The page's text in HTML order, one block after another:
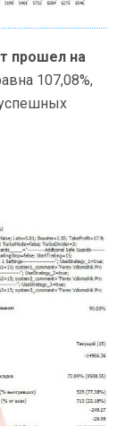
прошел на
107,08%,